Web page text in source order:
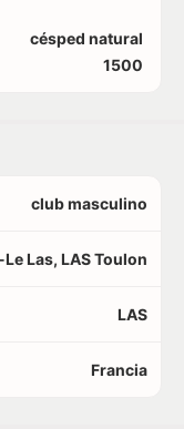
césped natural
1500
club masculino
Las, LAS Toulon
LAS
Francia